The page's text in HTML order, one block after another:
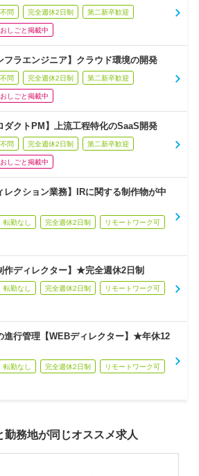
問 完全週休2日制 第二新卒歓迎
しごと掲載中
ラエンジニア】クラウド環境の開発
問 完全週休2日制 第二新卒歓迎
しごと掲載中
クトPM】上流工程特化のSaaS開発
問 完全週休2日制 第二新卒歓迎
しごと掲載中
レクション業務】IRに関する制作物が中
転勤なし 完全週休2日制 リモートワーク可
作ディレクター】★完全週休2日制
転勤なし 完全週休2日制 リモートワーク可
進行管理【WEBディレクター】★年休12
転勤なし 完全週休2日制 リモートワーク可
勤務地が同じオススメ求人